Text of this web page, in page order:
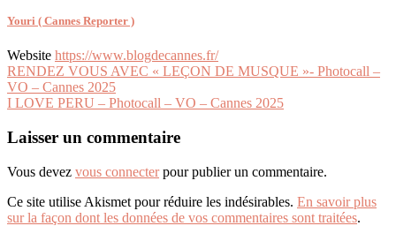
Youri ( Cannes Reporter )
Website https://www.blogdecannes.fr/
Navigation
de
RENDEZ VOUS AVEC « LEÇON DE MUSQUE »- Photocall –
VO – Cannes 2025
I LOVE PERU – Photocall – VO – Cannes 2025
Laisser un commentaire
Vous devez vous connecterpour publier un commentaire.
Ce site utilise Akismet pour réduire les indésirables. En savoir plus
sur la façon dont les données de vos commentaires sont traitées.